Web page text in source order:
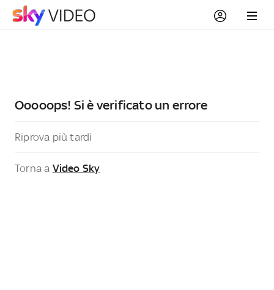
Ooooops! Si è verificato un errore
Riprova più tardi
Torna a Video Sky